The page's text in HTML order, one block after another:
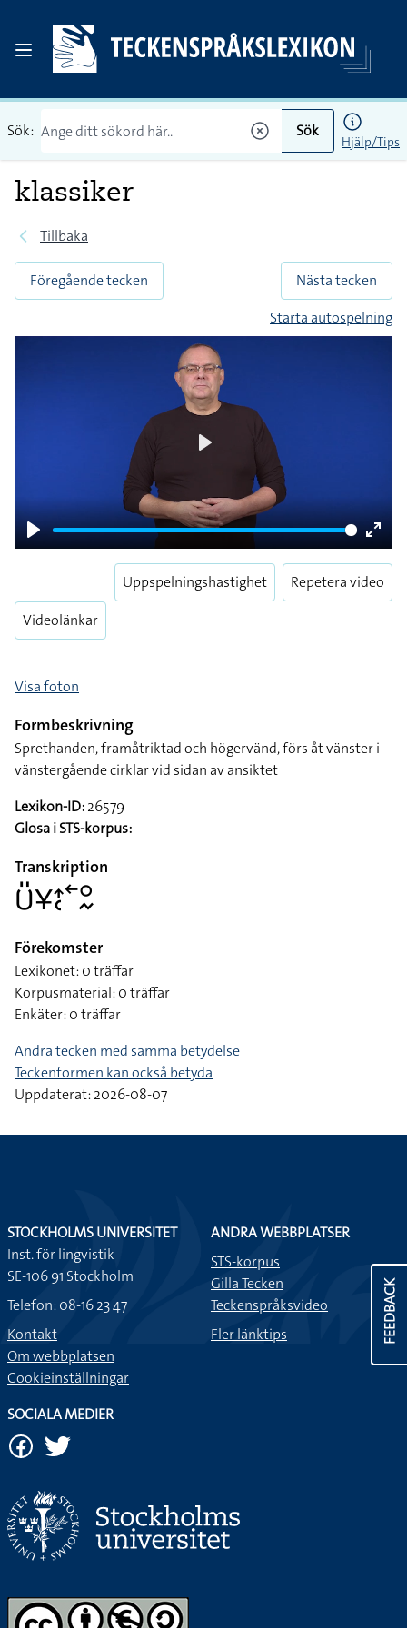
Sök: Sök
Hjälp/Tips
klassiker
Tillbaka
Föregående tecken
Nästa tecken
Starta autospelning
Play
Enter
Videolänkar
Uppspelningshastighet Repetera video
Visa foton
Formbeskrivning
Sprethanden, framåtriktad och högervänd, förs åt vänster i
vänstergående cirklar vid sidan av ansiktet
Lexikon-ID:26579
Glosa i STS-korpus:-
Transkription
􌥞􌤺􌥃􌤴􌥗􌥢􌥰􌦌
Förekomster
Lexikonet: 0 träffar
Korpusmaterial: 0 träffar
Enkäter: 0 träffar
Andra tecken med samma betydelse
Teckenformen kan också betyda
Uppdaterat: 2026-08-07
FEEDBACK
STOCKHOLMS UNIVERSITET
Inst. för lingvistik
SE-106 91 Stockholm
Telefon: 08-16 23 47
Kontakt
Om webbplatsen
Cookieinställningar
ANDRA WEBBPLATSER
STS-korpus
Gilla Tecken
Teckenspråksvideo
Fler länktips
SOCIALA MEDIER